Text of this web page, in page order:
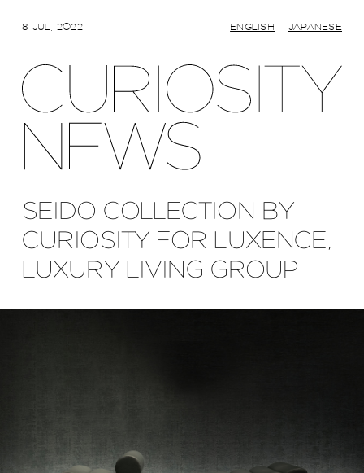
8 JUL, 2022 ENGLISH JAPANESE
SEIDO COLLECTION BY
CURIOSITY FOR LUXENCE,
LUXURY LIVING GROUP